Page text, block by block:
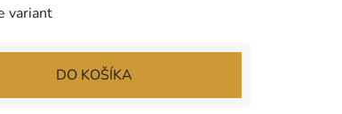
variant
DO KOŠÍKA